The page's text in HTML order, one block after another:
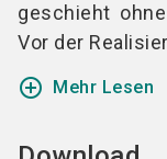
geschieht
Vor der
add_circle_outline Mehr Lesen